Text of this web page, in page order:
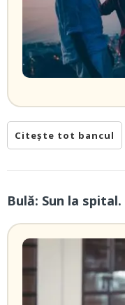
Citește tot bancul
Bulă: Sun la